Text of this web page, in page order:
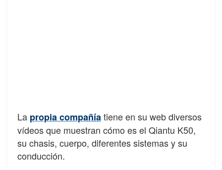
La propia compañíatiene en su web diversos
vídeos que muestran cómo es el Qiantu K50,
su chasis, cuerpo, diferentes sistemas y su
conducción.